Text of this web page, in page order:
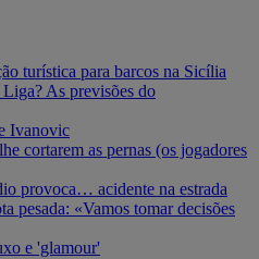
turística para barcos na Sicília
Liga? As previsões do
Ivanovic
cortarem as pernas (os jogadores
provoca… acidente na estrada
pesada: «Vamos tomar decisões
e 'glamour'